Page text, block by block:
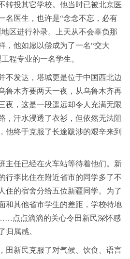
转投其它学校。他当时已被北京医
名医生，也许是“念念不忘，必有
区进行补录。上天从不会辜负那
，他如愿以偿成为了一名“交大
程专业的一名学生。
不发达，塔城更是位于中国西北边
鲁木齐要两天一夜，从乌鲁木齐再
夜，这是一段遥远却令人充满无限
，汗水浸透了衣衫，但依然无法阻
他终于克服了长途跋涉的艰辛来到
主任已经在火车站等待着他们。新
行李比住在附近省市的同学多了不
住的宿舍分给五位新疆同学。为了
和其他省市学生的差距，学校特地
点点滴滴的关心令田新民深怀感
归属感。
田新民克服了对气候、饮食、语言